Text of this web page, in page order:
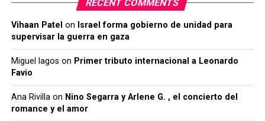
RECENT COMMENTS
Vihaan Patel on Israel forma gobierno de unidad para
supervisar la guerra en gaza
Miguel lagos on Primer tributo internacional a Leonardo
Favio
Ana Rivillaon Nino Segarra y Arlene G. , el concierto del
romance y el amor